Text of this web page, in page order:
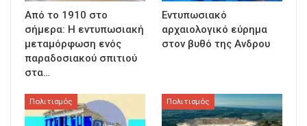
Από το 1910 στο
σήμερα: Η εντυπωσιακή
μεταμόρφωση ενός
παραδοσιακού σπιτιού
στα…
Εντυπωσιακό
αρχαιολογικό εύρημα
στον βυθό της Ανδρου
Πολιτισμός Πολιτισμός